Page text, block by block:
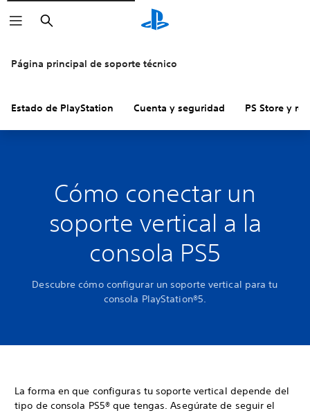
Buscar
Página principal de soporte técnico
Estado de PlayStation Cuenta y seguridad PS Store y
Cómo conectar un
soporte vertical a la
consola PS5
Descubre cómo configurar un soporte vertical para tu
consola PlayStation®5.
La forma en que configuras tu soporte vertical depende del
tipo de consola PS5® que tengas. Asegúrate de seguir el